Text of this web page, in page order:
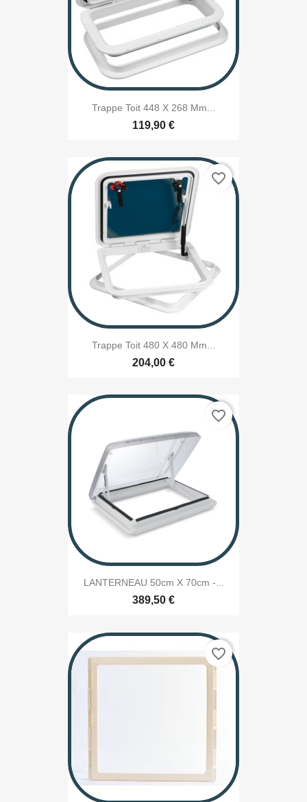
Trappe Toit 448 X 268 Mm...
119,90 €
Trappe Toit 480 X 480 Mm...
204,00 €
favorite_border
LANTERNEAU 50cm X 70cm -...
389,50 €
favorite_border
favorite_border